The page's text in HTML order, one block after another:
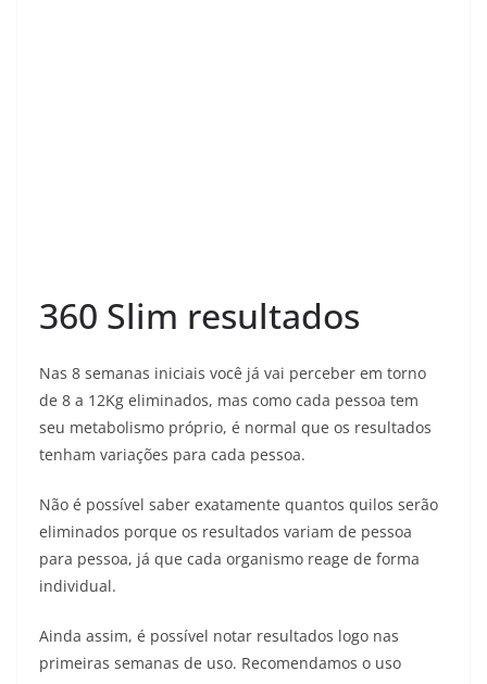
360 Slim resultados
Nas 8 semanas iniciais você já vai perceber em torno
de 8 a 12Kg eliminados, mas como cada pessoa tem
seu metabolismo próprio, é normal que os resultados
tenham variações para cada pessoa.
Não é possível saber exatamente quantos quilos serão
eliminados porque os resultados variam de pessoa
para pessoa, já que cada organismo reage de forma
individual.
Ainda assim, é possível notar resultados logo nas
primeiras semanas de uso. Recomendamos o uso